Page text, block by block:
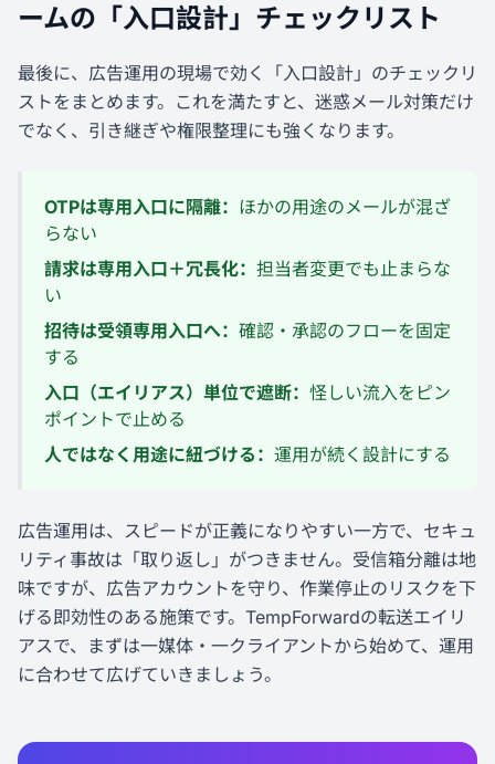
ームの「入口設計」チェックリスト
最後に、広告運用の現場で効く「入口設計」のチェックリ
ストをまとめます。これを満たすと、迷惑メール対策だけ
でなく、引き継ぎや権限整理にも強くなります。
OTPは専用入口に隔離： ほかの用途のメールが混ざ
らない
請求は専用入口＋冗長化： 担当者変更でも止まらな
い
招待は受領専用入口へ： 確認・承認のフローを固定
する
入口（エイリアス）単位で遮断： 怪しい流入をピン
ポイントで止める
人ではなく用途に紐づける： 運用が続く設計にする
広告運用は、スピードが正義になりやすい一方で、セキュ
リティ事故は「取り返し」がつきません。受信箱分離は地
味ですが、広告アカウントを守り、作業停止のリスクを下
げる即効性のある施策です。TempForwardの転送エイリ
アスで、まずは一媒体・一クライアントから始めて、運用
に合わせて広げていきましょう。